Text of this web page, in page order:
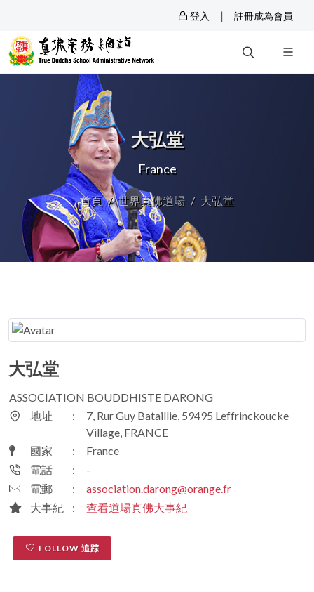
登入 | 註冊成為會員
大弘堂
France
首頁 世界真佛道場 大弘堂
大弘堂
ASSOCIATION BOUDDHISTE DARONG
地址
:
7, Rur Guy Bataillie, 59495 Leffrinckoucke
Village, FRANCE
國家
:
France
電話
:
-
電郵
:
association.darong@orange.fr
大事紀
: 查看道場真佛大事紀
FOLLOW 追踪